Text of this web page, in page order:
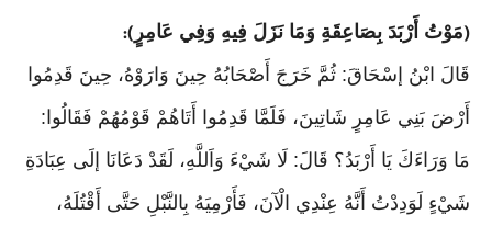
(مَوْتُ أَرْبَدَ بِصَاعِقَةِ وَمَا نَزَلَ فِيهِ وَفِي عَامِرٍ ):
قَالَ ابْنُ إسْحَاقَ: ثُمَّ خَرَجَ أَصْحَابُهُ حِينَ وَارَوْهُ، حِينَ قَدِمُوا
أَرْضَ بَنِي عَامِرٍ شَاتِينَ، فَلَمَّا قَدِمُوا أَتَاهُمْ قَوْمُهُمْ فَقَالُوا:
مَا وَرَاءَكَ يَا أَرْبَدُ؟ قَالَ: لَا شَيْءَ وَاَللَّهِ، لَقَدْ دَعَانَا إلَى عِبَادَةِ
شَيْءٍ لَوَدِدْتُ أَنَّهُ عِنْدِي الْآنَ، فَأَرْمِيَهُ بِالنَّبْلِ حَتَّى أَقْتُلَهُ،